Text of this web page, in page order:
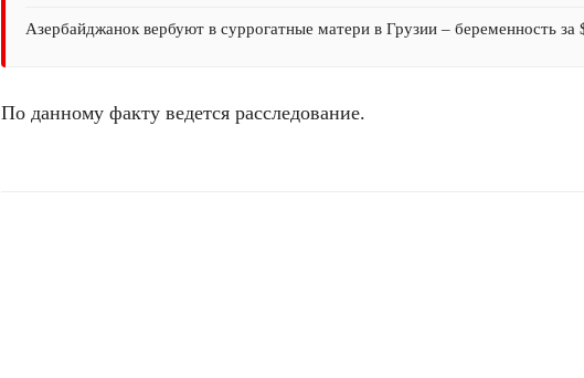
Азербайджанок вербуют в суррогатные матери в Грузии – беременность за
По данному факту ведется расследование.